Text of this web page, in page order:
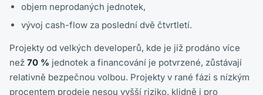
objem neprodaných jednotek,
vývoj cash-flow za poslední dvě čtvrtletí.
Projekty od velkých developerů, kde je již prodáno více
než 70 % jednotek a financování je potvrzené, zůstávají
relativně bezpečnou volbou. Projekty v rané fázi s nízkým
procentem prodeje nesou vyšší riziko, klidně i pro